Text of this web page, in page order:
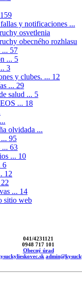
159
y notificaciones ...
osvetlenia
obecného rozhlasu
... 57
... 5
3
y clubes. ... 12
... 29
salud ... 5
... 18
olvidada ...
95
... 63
... 10
6
12
22
... 14
sitio web
041/4231121
0948 717 101
Obecný úrad